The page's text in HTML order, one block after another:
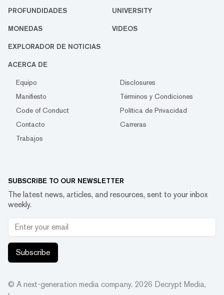
PROFUNDIDADES UNIVERSITY
MONEDAS VIDEOS
EXPLORADOR DE NOTICIAS
ACERCA DE
Equipo
Disclosures
Manifiesto
Términos y Condiciones
Code of Conduct
Política de Privacidad
Contacto
Carreras
Trabajos
SUBSCRIBE TO OUR NEWSLETTER
The latest news, articles, and resources, sent to your inbox
weekly.
Subscribe
© A next-generation media company. 2026 Decrypt Media,